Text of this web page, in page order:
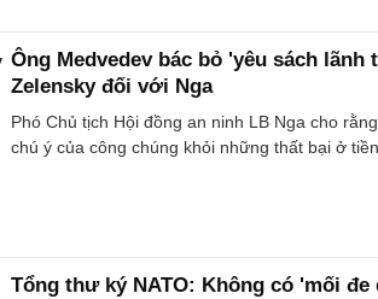
Ông Medvedev bác bỏ 'yêu sách lãnh
Zelensky đối với Nga
Phó Chủ tịch Hội đồng an ninh LB Nga cho
chú ý của công chúng khỏi những thất bại ở tiền
Tổng thư ký NATO: Không có 'mối